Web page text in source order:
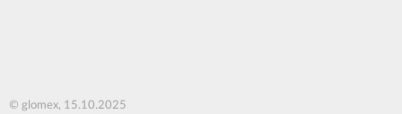
© glomex, 15.10.2025